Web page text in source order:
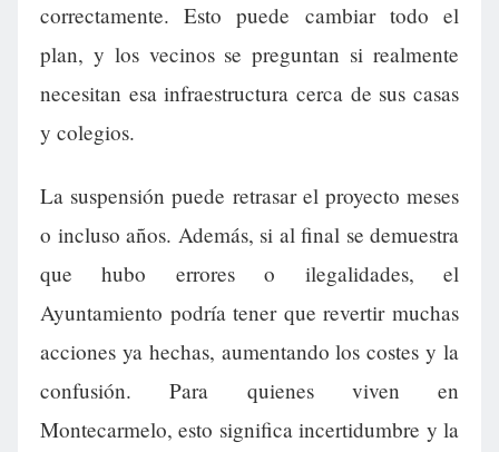
correctamente. Esto puede cambiar todo el
plan, y los vecinos se preguntan si realmente
necesitan esa infraestructura cerca de sus casas
y colegios.
La suspensión puede retrasar el proyecto meses
o incluso años. Además, si al final se demuestra
que hubo errores o ilegalidades, el
Ayuntamiento podría tener que revertir muchas
acciones ya hechas, aumentando los costes y la
confusión. Para quienes viven en
Montecarmelo, esto significa incertidumbre y la